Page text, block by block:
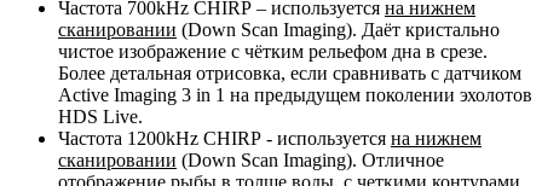
Частота 700kHz CHIRP – используется на нижнем
сканировании (Down Scan Imaging). Даёт кристально
чистое изображение с чётким рельефом дна в срезе.
Более детальная отрисовка, если сравнивать с датчиком
Active Imaging 3 in 1 на предыдущем поколении эхолотов
HDS Live.
Частота 1200kHz CHIRP - используется на нижнем
сканировании (Down Scan Imaging). Отличное